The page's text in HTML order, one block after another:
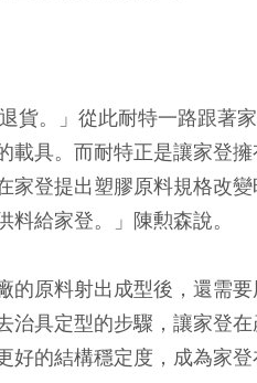
貨。」從此耐特一路跟著家
載具。而耐特正是讓家登擁
家登提出塑膠原料規格改
給家登。」陳勲森說。
的原料射出成型後，還需要
治具定型的步驟，讓家登
好的結構穩定度，成為家登